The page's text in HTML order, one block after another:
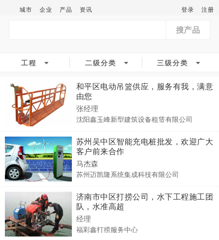
城市 企业 产品 资讯 登录 注册
搜产品
工程 二级分类 三级分类
和平区电动吊篮供应，服务有我，满意
由您
张经理
沈阳鑫玉峰新型建筑设备租赁有限公司
苏州吴中区智能充电桩批发，欢迎广大
客户前来合作
马杰森
苏州迈凯隆系统集成科技有限公司
济南市中区打捞公司，水下工程施工团
队，水准高超
经理
福彩鑫打捞服务中心